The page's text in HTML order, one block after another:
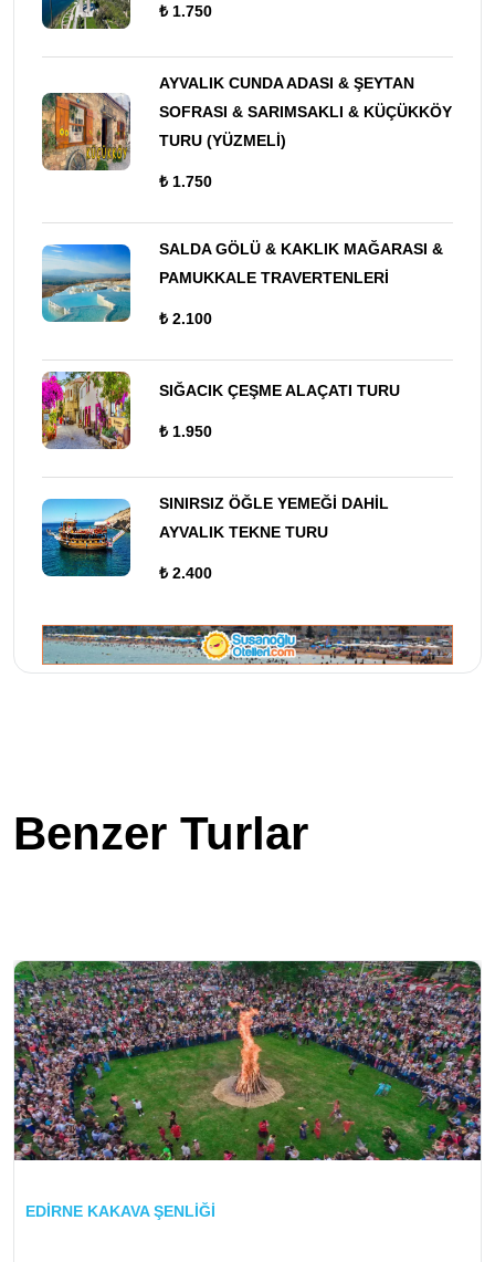
₺ 1.750
AYVALIK CUNDA ADASI & ŞEYTAN
SOFRASI & SARIMSAKLI & KÜÇÜKKÖY
TURU (YÜZMELİ)
₺ 1.750
SALDA GÖLÜ & KAKLIK MAĞARASI &
PAMUKKALE TRAVERTENLERİ
₺ 2.100
SIĞACIK ÇEŞME ALAÇATI TURU
₺ 1.950
SINIRSIZ ÖĞLE YEMEĞİ DAHİL
AYVALIK TEKNE TURU
₺ 2.400
Benzer Turlar
EDİRNE KAKAVA ŞENLİĞİ